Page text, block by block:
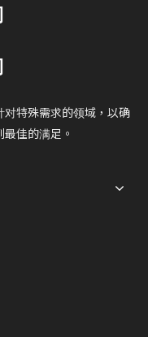
特殊需求的领域，以确
佳的满足。